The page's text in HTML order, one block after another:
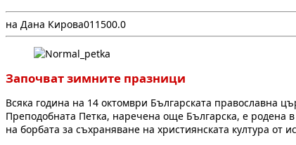
на Дана Кирова011500.0
Започват зимните празници
Всяка година на 14 октомври Българската православна
Преподобната Петка, наречена още Българска, е
на борбата за съхраняване на християнската култура от